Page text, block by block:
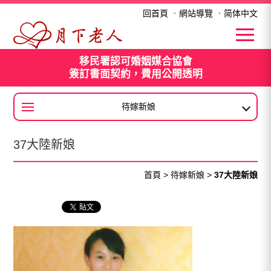
37大陸新娘
回首頁 ． 網站導覽． 简体中文
移民署認可婚姻媒合協會
簽訂書面契約，費用公開透明
待嫁新娘
大陸新娘
37大陸新娘
首頁 > 待嫁新娘 > 37大陸新娘